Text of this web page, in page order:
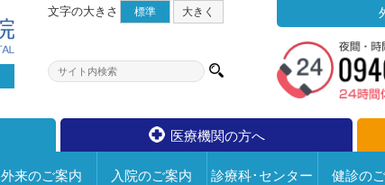
文字の大きさ 標準 大きく
医療機関の方へ
外来のご案内 入院のご案内 診療科･センター 健診の